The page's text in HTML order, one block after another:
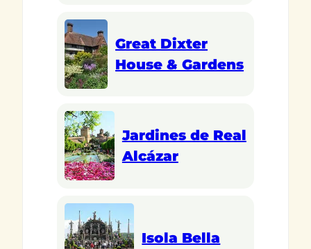
Great Dixter
House & Gardens
Jardines de Real
Alcázar
Isola Bella